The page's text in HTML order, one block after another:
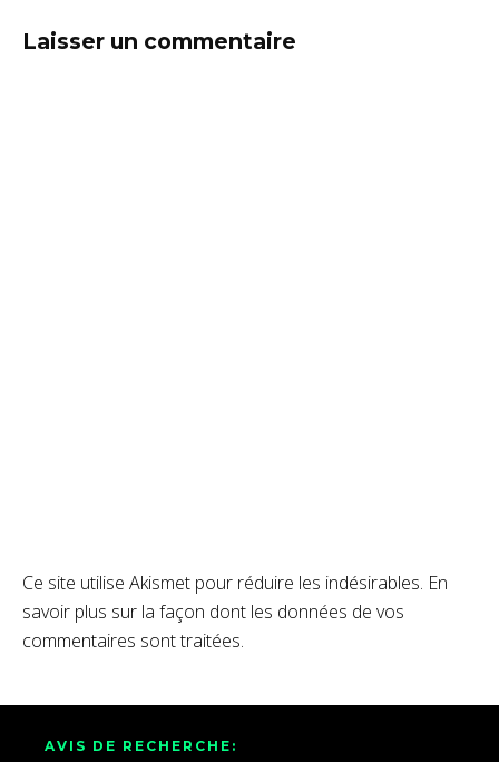
Laisser un commentaire
Ce site utilise Akismet pour réduire les indésirables. En
savoir plus sur la façon dont les données de vos
commentaires sont traitées.
AVIS DE RECHERCHE: